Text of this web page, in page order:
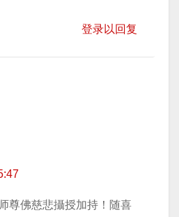
登录以回复
尊佛慈悲攝授加持！随喜